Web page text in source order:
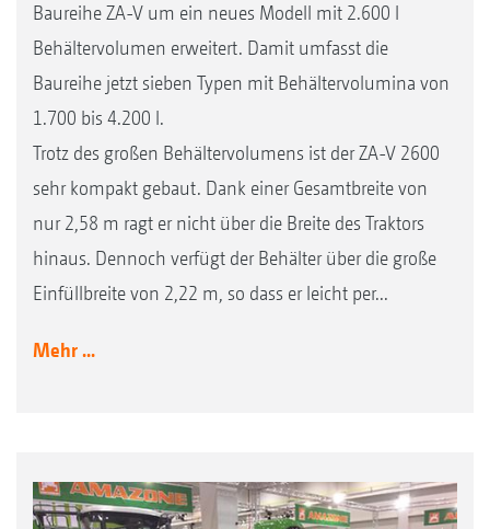
Baureihe ZA-V um ein neues Modell mit 2.600 l
Behältervolumen erweitert. Damit umfasst die
Baureihe jetzt sieben Typen mit Behältervolumina von
1.700 bis 4.200 l.
Trotz des großen Behältervolumens ist der ZA-V 2600
sehr kompakt gebaut. Dank einer Gesamtbreite von
nur 2,58 m ragt er nicht über die Breite des Traktors
hinaus. Dennoch verfügt der Behälter über die große
Einfüllbreite von 2,22 m, so dass er leicht per...
Mehr ...